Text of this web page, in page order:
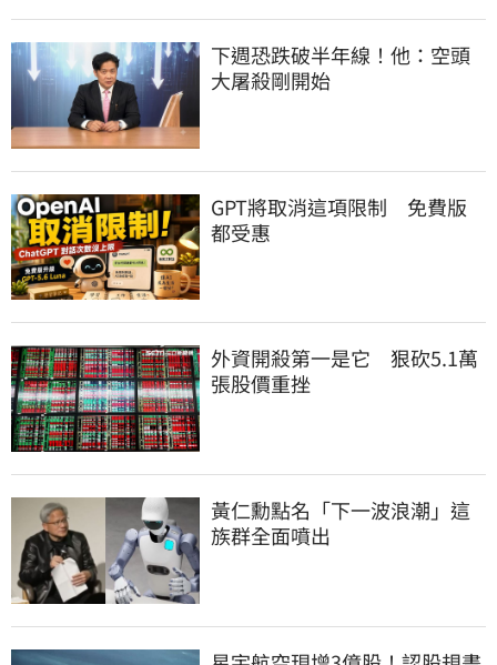
下週恐跌破半年線！他：空頭
大屠殺剛開始
GPT將取消這項限制　免費版
都受惠
外資開殺第一是它　狠砍5.1萬
張股價重挫
黃仁勳點名「下一波浪潮」這
族群全面噴出